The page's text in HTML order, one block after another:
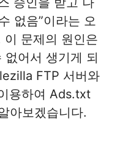
없음”이라는 오
문제의 원인은
어서 생기게 되
FTP 서버와
용하여 Ads.txt
아보겠습니다.